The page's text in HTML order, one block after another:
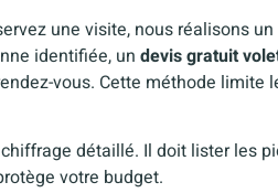
une visite, nous réalisons
identifiée, un devis gratuit
vous. Cette méthode limite
détaillé. Il doit lister les
votre budget.